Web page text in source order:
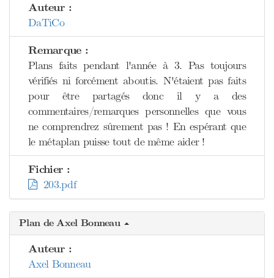
Auteur :
DaTiCo
Remarque :
Plans faits pendant l'année à 3. Pas toujours
vérifiés ni forcément aboutis. N'étaient pas faits
pour être partagés donc il y a des
commentaires/remarques personnelles que vous
ne comprendrez sûrement pas ! En espérant que
le métaplan puisse tout de même aider !
Fichier :
203.pdf
Plan de Axel Bonneau
Auteur :
Axel Bonneau